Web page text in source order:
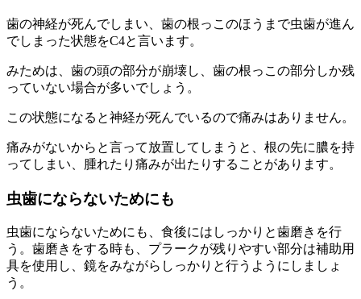
歯の神経が死んでしまい、歯の根っこのほうまで虫歯が進ん
でしまった状態をC4と言います。
みためは、歯の頭の部分が崩壊し、歯の根っこの部分しか残
っていない場合が多いでしょう。
この状態になると神経が死んでいるので痛みはありません。
痛みがないからと言って放置してしまうと、根の先に膿を持
ってしまい、腫れたり痛みが出たりすることがあります。
虫歯にならないためにも
虫歯にならないためにも、食後にはしっかりと歯磨きを行
う。歯磨きをする時も、プラークが残りやすい部分は補助用
具を使用し、鏡をみながらしっかりと行うようにしましょ
う。